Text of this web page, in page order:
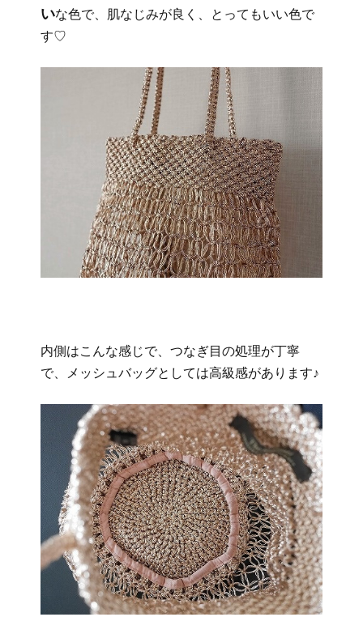
いな色で、肌なじみが良く、とってもいい色で
す♡
内側はこんな感じで、つなぎ目の処理が丁寧
で、メッシュバッグとしては高級感があります♪